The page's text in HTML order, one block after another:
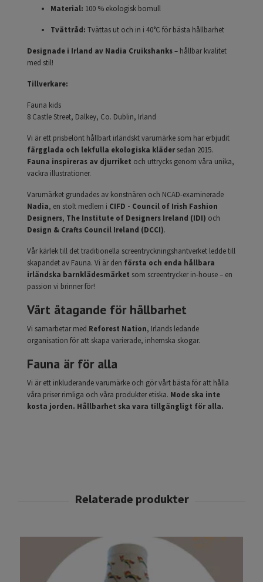
Material: 100 % ekologisk bomull
Tvättråd: Tvättas ut och in i 40°C för bästa hållbarhet
Designade i Irland av Nadia Cruikshanks– hållbar kvalitet
med stil!
Tillverkare:
Fauna kids
8 Castle Street, Dalkey, Co. Dublin, Irland
Vi är ett prisbelönt hållbart irländskt varumärke som har erbjudit
färgglada och lekfulla ekologiska kläder sedan 2015.
Fauna inspireras av djurriket och uttrycks genom våra unika,
vackra illustrationer.
Varumärket grundades av konstnären och NCAD-examinerade
Nadia, en stolt medlem i CIFD - Council of Irish Fashion
Designers, The Institute of Designers Ireland (IDI) och
Design & Crafts Council Ireland (DCCI).
Vår kärlek till det traditionella screentryckningshantverket ledde till
skapandet av Fauna. Vi är den första och enda hållbara
irländska barnklädesmärket som screentrycker in-house – en
passion vi brinner för!
Vårt åtagande för hållbarhet
Vi samarbetar med Reforest Nation, Irlands ledande
organisation för att skapa varierade, inhemska skogar.
Fauna är för alla
Vi är ett inkluderande varumärke och gör vårt bästa för att hålla
våra priser rimliga och våra produkter etiska. Mode ska inte
kosta jorden. Hållbarhet ska vara tillgängligt för alla.